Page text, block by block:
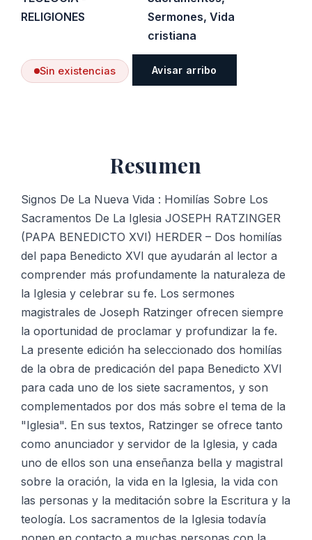
RELIGIONES
Sermones,Vida
cristiana
Sin existencias Avisar arribo
Resumen
Signos De La Nueva Vida : Homilías Sobre Los
Sacramentos De La Iglesia JOSEPH RATZINGER
(PAPA BENEDICTO XVI) HERDER – Dos homilías
del papa Benedicto XVI que ayudarán al lector a
comprender más profundamente la naturaleza de
la Iglesia y celebrar su fe. Los sermones
magistrales de Joseph Ratzinger ofrecen siempre
la oportunidad de proclamar y profundizar la fe.
La presente edición ha seleccionado dos homilías
de la obra de predicación del papa Benedicto XVI
para cada uno de los siete sacramentos, y son
complementados por dos más sobre el tema de la
"Iglesia". En sus textos, Ratzinger se ofrece tanto
como anunciador y servidor de la Iglesia, y cada
uno de ellos son una enseñanza bella y magistral
sobre la oración, la vida en la Iglesia, la vida con
las personas y la meditación sobre la Escritura y la
teología. Los sacramentos de la Iglesia todavía